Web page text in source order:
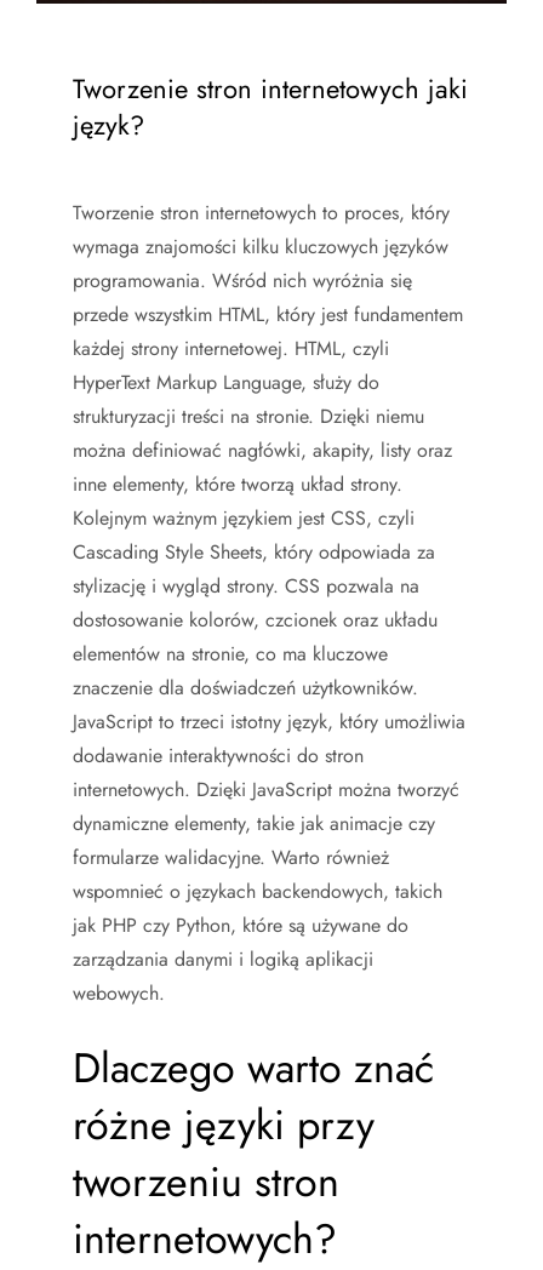
Tworzenie stron internetowych jaki
język?
Tworzenie stron internetowych to proces, który
wymaga znajomości kilku kluczowych języków
programowania. Wśród nich wyróżnia się
przede wszystkim HTML, który jest fundamentem
każdej strony internetowej. HTML, czyli
HyperText Markup Language, służy do
strukturyzacji treści na stronie. Dzięki niemu
można definiować nagłówki, akapity, listy oraz
inne elementy, które tworzą układ strony.
Kolejnym ważnym językiem jest CSS, czyli
Cascading Style Sheets, który odpowiada za
stylizację i wygląd strony. CSS pozwala na
dostosowanie kolorów, czcionek oraz układu
elementów na stronie, co ma kluczowe
znaczenie dla doświadczeń użytkowników.
JavaScript to trzeci istotny język, który umożliwia
dodawanie interaktywności do stron
internetowych. Dzięki JavaScript można tworzyć
dynamiczne elementy, takie jak animacje czy
formularze walidacyjne. Warto również
wspomnieć o językach backendowych, takich
jak PHP czy Python, które są używane do
zarządzania danymi i logiką aplikacji
webowych.
Dlaczego warto znać
różne języki przy
tworzeniu stron
internetowych?